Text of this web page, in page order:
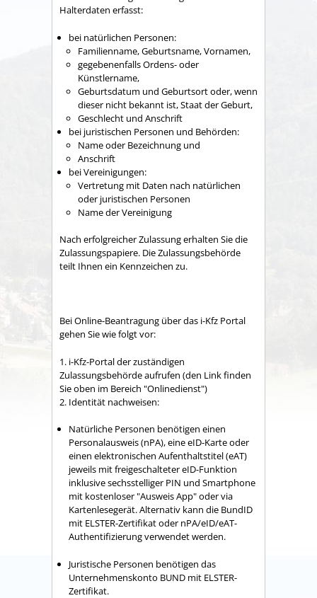
Halterdaten erfasst:
bei natürlichen Personen:
Familienname, Geburtsname, Vornamen,
gegebenenfalls Ordens- oder
Künstlername,
Geburtsdatum und Geburtsort oder, wenn
dieser nicht bekannt ist, Staat der Geburt,
Geschlecht und Anschrift
bei juristischen Personen und Behörden:
Name oder Bezeichnung und
Anschrift
bei Vereinigungen:
Vertretung mit Daten nach natürlichen
oder juristischen Personen
Name der Vereinigung
Nach erfolgreicher Zulassung erhalten Sie die
Zulassungspapiere. Die Zulassungsbehörde
teilt Ihnen ein Kennzeichen zu.
Bei Online-Beantragung über das i-Kfz Portal
gehen Sie wie folgt vor:
1. i-Kfz-Portal der zuständigen
Zulassungsbehörde aufrufen (den Link finden
Sie oben im Bereich "Onlinedienst")
2. Identität nachweisen:
Natürliche Personen benötigen einen
Personalausweis (nPA), eine eID-Karte oder
einen elektronischen Aufenthaltstitel (eAT)
jeweils mit freigeschalteter eID-Funktion
inklusive sechsstelliger PIN und Smartphone
mit kostenloser"Ausweis App"oder via
Kartenlesegerät. Alternativ kann die BundID
mit ELSTER-Zertifikat oder nPA/eID/eAT-
Authentifizierung verwendet werden.
Juristische Personen benötigen das
Unternehmenskonto BUND mit ELSTER-
Zertifikat.